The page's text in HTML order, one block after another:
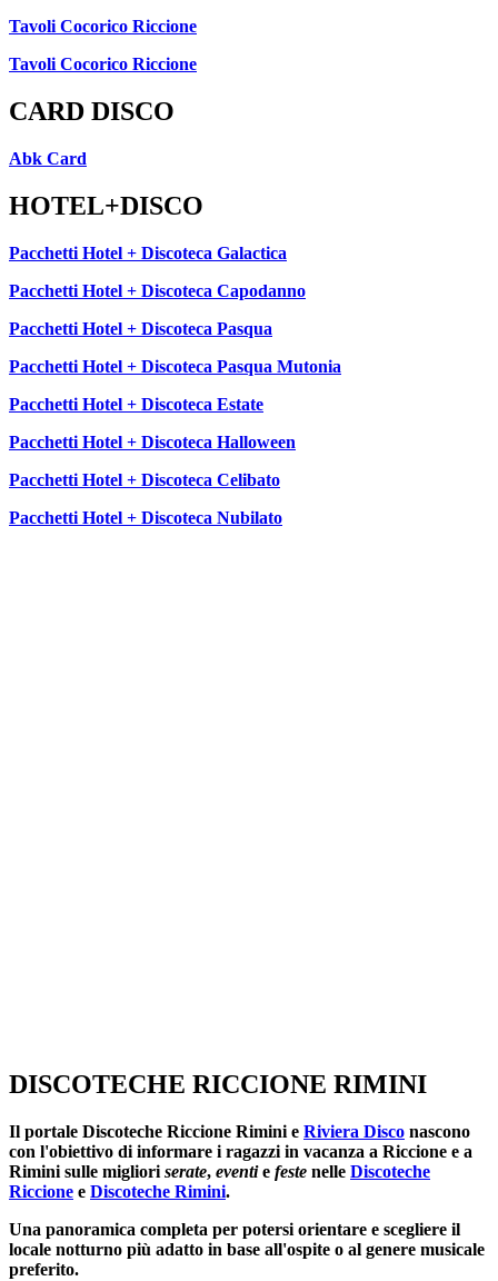
Tavoli Cocorico Riccione
Tavoli Cocorico Riccione
CARD DISCO
Abk Card
HOTEL+DISCO
Pacchetti Hotel + Discoteca Galactica
Pacchetti Hotel + Discoteca Capodanno
Pacchetti Hotel + Discoteca Pasqua
Pacchetti Hotel + Discoteca Pasqua Mutonia
Pacchetti Hotel + Discoteca Estate
Pacchetti Hotel + Discoteca Halloween
Pacchetti Hotel + Discoteca Celibato
Pacchetti Hotel + Discoteca Nubilato
DISCOTECHE RICCIONE RIMINI
Il portale Discoteche Riccione Rimini e Riviera Disco nascono
con l'obiettivo di informare i ragazzi in vacanza a Riccione e a
Rimini sulle migliori serate, eventie feste nelle Discoteche
Riccione e Discoteche Rimini.
Una panoramica completa per potersi orientare e scegliere il
locale notturno più adatto in base all'ospite o al genere musicale
preferito.